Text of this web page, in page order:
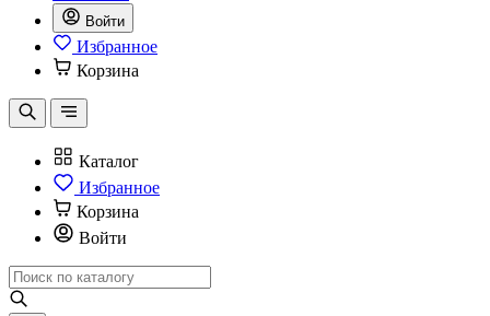
Войти
Избранное
Корзина
Каталог
Избранное
Корзина
Войти